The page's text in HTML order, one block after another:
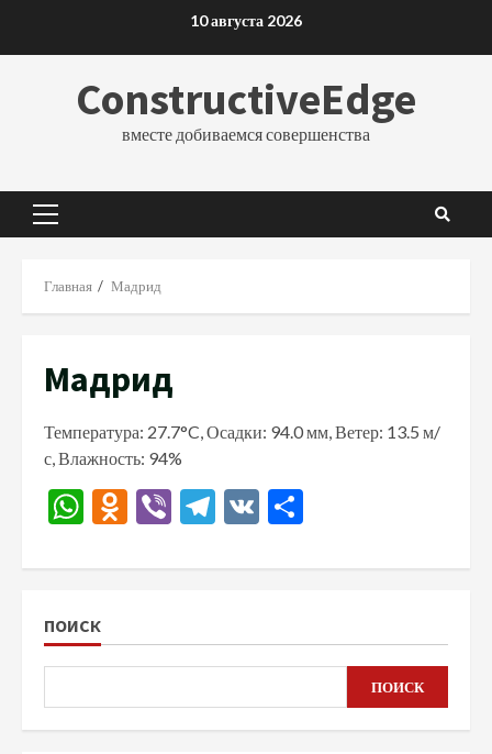
10 августа 2026
ConstructiveEdge
вместе добиваемся совершенства
Основное
Главная Мадрид
Мадрид
Температура: 27.7°C, Осадки: 94.0 мм, Ветер: 13.5 м/
с, Влажность: 94%
WhatsApp
Odnoklassniki
ViberTelegram
VK
ПОИСК
ПОИСК